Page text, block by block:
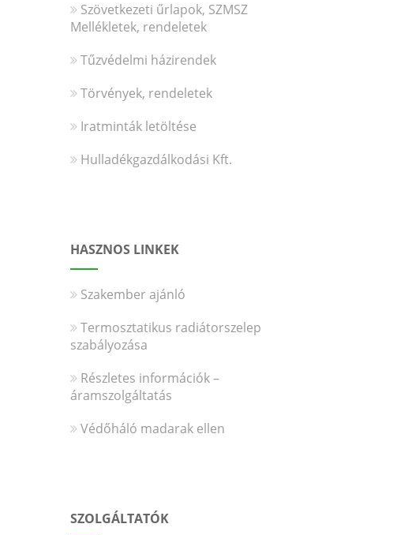
Szövetkezeti űrlapok, SZMSZ
Mellékletek, rendeletek
Tűzvédelmi házirendek
Törvények, rendeletek
Iratminták letöltése
Hulladékgazdálkodási Kft.
HASZNOS LINKEK
Szakember ajánló
Termosztatikus radiátorszelep
szabályozása
Részletes információk –
áramszolgáltatás
Védőháló madarak ellen
SZOLGÁLTATÓK